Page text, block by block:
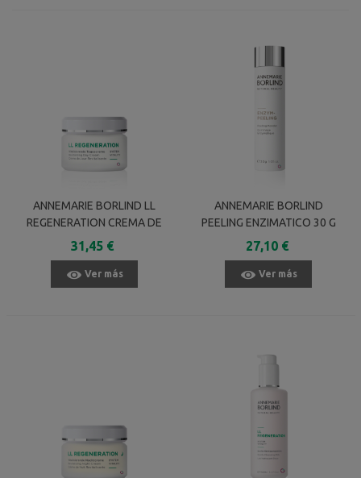
ANNEMARIE BORLIND LL
REGENERATION CREMA DE
DIA 50 ML
31,45 €
Ver más
ANNEMARIE BORLIND
PEELING ENZIMATICO 30 G
27,10 €
Ver más